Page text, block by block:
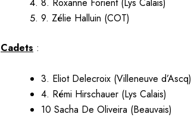
8. Roxanne Forient (Lys Calais)
9. Zélie Halluin (COT)
Cadets :
3. Eliot Delecroix (Villeneuve d’Ascq)
4. Rémi Hirschauer (Lys Calais)
10 Sacha De Oliveira (Beauvais)